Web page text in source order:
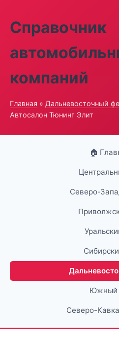
Справочник
компаний
Главная » Дальневосточный
Автосалон Тюнинг Элит
🏠
Северо-
Южный
Северо-